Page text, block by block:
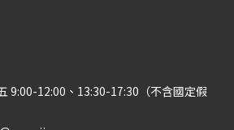
9:00-12:00、13:30-17:30（不含國定假